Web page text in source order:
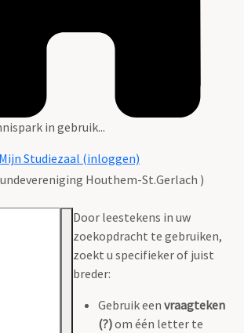
in gebruik...
Mijn Studiezaal (inloggen)
Houthem-St.Gerlach )
Door leestekens in uw
zoekopdracht te gebruiken,
zoekt u specifieker of juist
breder:
Gebruik een vraagteken
(?)om één letter te